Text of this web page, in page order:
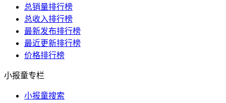
总销量排行榜
总收入排行榜
最新发布排行榜
最近更新排行榜
价格排行榜
小报童专栏
小报童搜索